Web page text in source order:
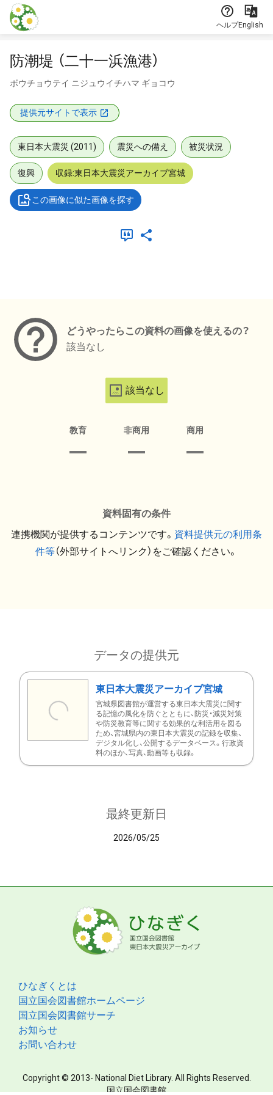
本文に飛ぶ
ヘルプEnglish
防潮堤 （二十一浜漁港）
ボウチョウテイ ニジュウイチハマ ギョコウ
提供元サイトで表示
東日本大震災 (2011) 震災への備え 被災状況
復興 収録:東日本大震災アーカイブ宮城
この画像に似た画像を探す
どうやったらこの資料の画像を使えるの？
該当なし
該当なし
教育 非商用 商用
資料固有の条件
連携機関が提供するコンテンツです。 資料提供元の利用条
件等（外部サイトへリンク）をご確認ください。
データの提供元
東日本大震災アーカイブ宮城
宮城県図書館が運営する東日本大震災に関す
る記憶の風化を防ぐとともに、防災・減災対策
や防災教育等に関する効果的な利活用を図る
ため、宮城県内の東日本大震災の記録を収集、
デジタル化し、公開するデータベース。行政資
料のほか、写真、動画等も収録。
最終更新日
2026/05/25
ひなぎくとは
国立国会図書館ホームページ
国立国会図書館サーチ
お知らせ
お問い合わせ
Copyright © 2013- National Diet Library. All Rights Reserved.